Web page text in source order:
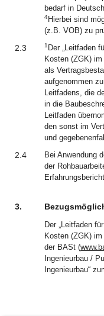
bedarf in
4Hierbei sind
(z.B. VOB) zu
2.3 1 Der „Leitfaden
Kosten (ZGK)
als
aufgenommen
Leitfadens, die
in die
Leitfaden
den sonst im
und
2.4
Bei Anwendung
der
3.
Der „Leitfaden
Kosten (ZGK)
der BASt (
Ingenieurbau /
Ingenieurbau“